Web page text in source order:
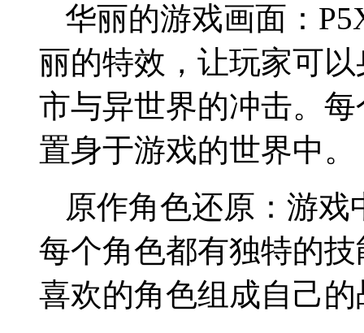
华丽的游戏画面：
丽的特效，让玩家可
市与异世界的冲击。
置身于游戏的世界中。
原作角色还原：游
每个角色都有独特的
喜欢的角色组成自己